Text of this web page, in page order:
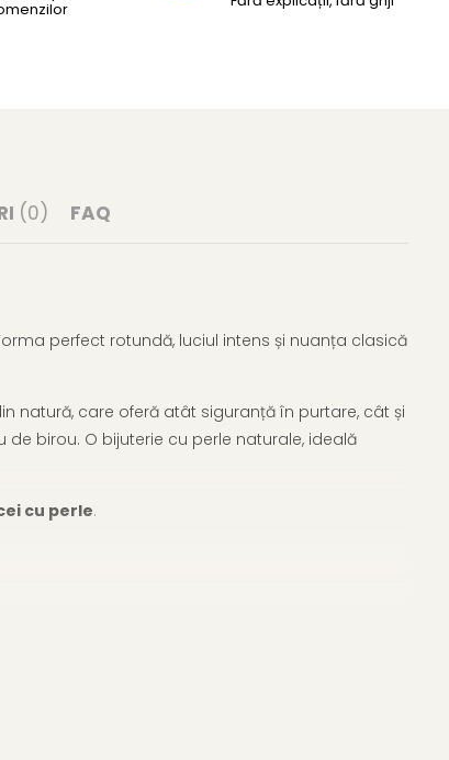
(0) FAQ
perfect rotundă, luciul intens și nuanța clasică
natură, care oferă atât siguranță în purtare, cât și
birou. O bijuterie cu perle naturale, ideală
cu perle.